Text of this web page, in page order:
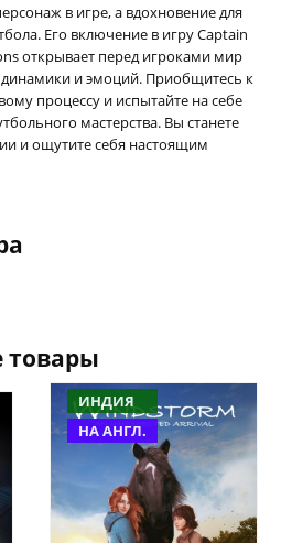
в игре, а вдохновение для
Его включение в игру Captain
открывает перед игроками мир
и эмоций. Приобщитесь к
процессу и испытайте на себе
мастерства. Вы станете
и ощутите себя настоящим
товары
ИНДИЯ
НА АНГЛ.